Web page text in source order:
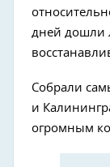
дней дошли
Собрали
и
огромным